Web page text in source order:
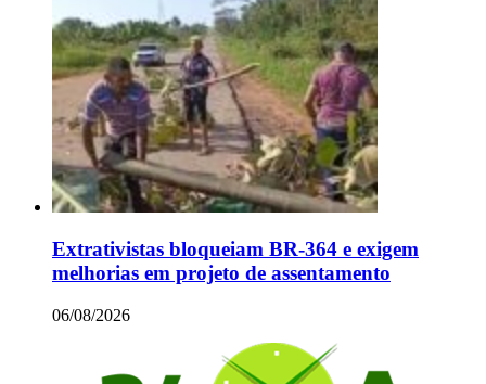
Extrativistas bloqueiam BR-364 e exigem
melhorias em projeto de assentamento
06/08/2026